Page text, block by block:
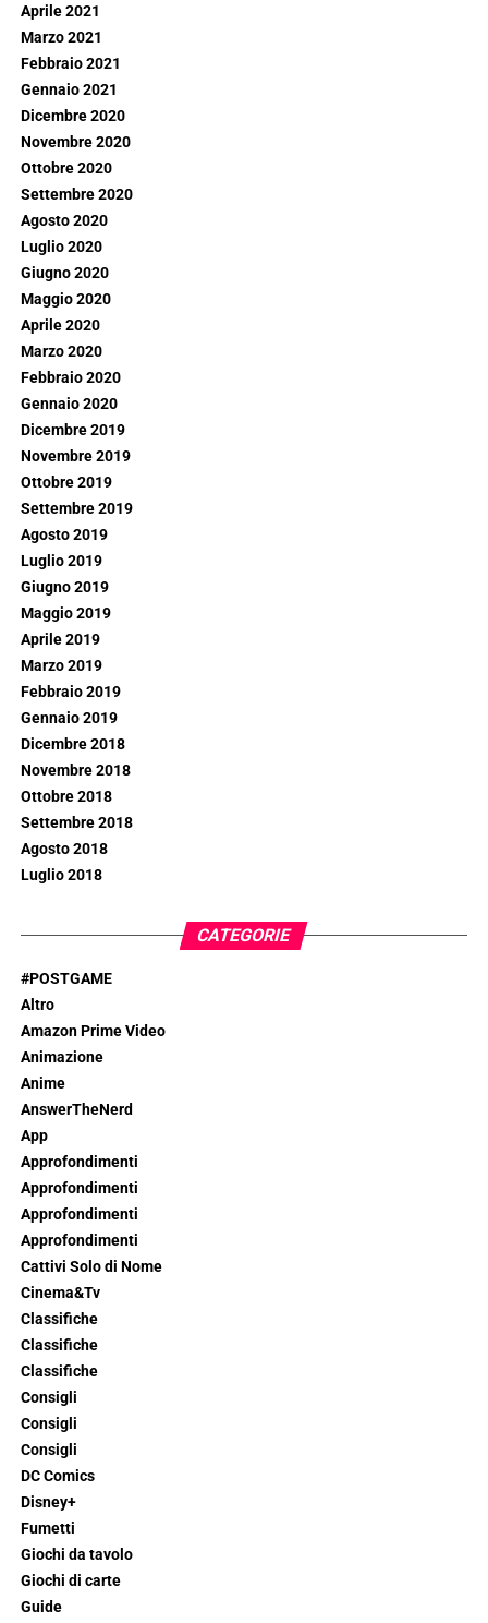
Aprile 2021
Marzo 2021
Febbraio 2021
Gennaio 2021
Dicembre 2020
Novembre 2020
Ottobre 2020
Settembre 2020
Agosto 2020
Luglio 2020
Giugno 2020
Maggio 2020
Aprile 2020
Marzo 2020
Febbraio 2020
Gennaio 2020
Dicembre 2019
Novembre 2019
Ottobre 2019
Settembre 2019
Agosto 2019
Luglio 2019
Giugno 2019
Maggio 2019
Aprile 2019
Marzo 2019
Febbraio 2019
Gennaio 2019
Dicembre 2018
Novembre 2018
Ottobre 2018
Settembre 2018
Agosto 2018
Luglio 2018
CATEGORIE
#POSTGAME
Altro
Amazon Prime Video
Animazione
Anime
AnswerTheNerd
App
Approfondimenti
Approfondimenti
Approfondimenti
Approfondimenti
Cattivi Solo di Nome
Cinema&Tv
Classifiche
Classifiche
Classifiche
Consigli
Consigli
Consigli
DC Comics
Disney+
Fumetti
Giochi da tavolo
Giochi di carte
Guide